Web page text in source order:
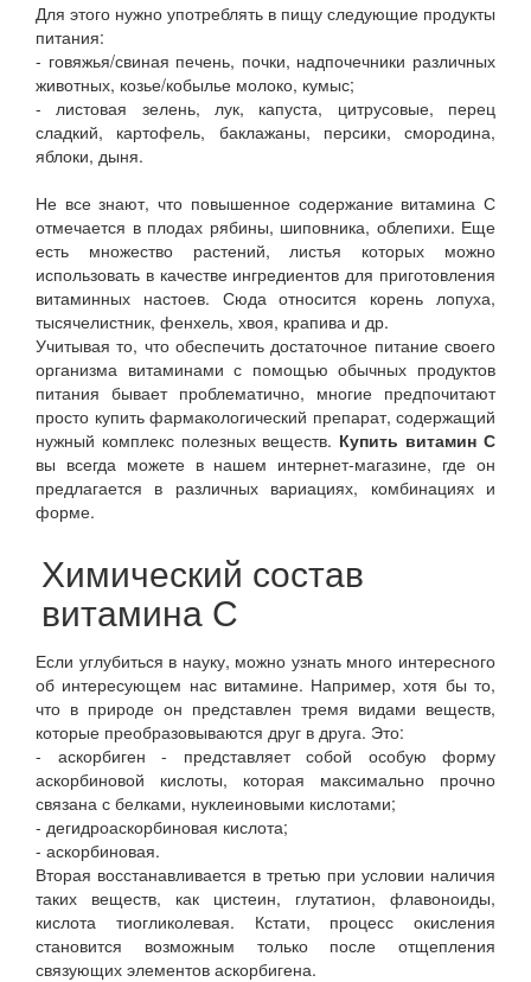
Для этого нужно употреблять в пищу следующие продукты
питания:
- говяжья/свиная печень, почки, надпочечники различных
животных, козье/кобылье молоко, кумыс;
- листовая зелень, лук, капуста, цитрусовые, перец
сладкий, картофель, баклажаны, персики, смородина,
яблоки, дыня.
Не все знают, что повышенное содержание витамина С
отмечается в плодах рябины, шиповника, облепихи. Еще
есть множество растений, листья которых можно
использовать в качестве ингредиентов для приготовления
витаминных настоев. Сюда относится корень лопуха,
тысячелистник, фенхель, хвоя, крапива и др.
Учитывая то, что обеспечить достаточное питание своего
организма витаминами с помощью обычных продуктов
питания бывает проблематично, многие предпочитают
просто купить фармакологический препарат, содержащий
нужный комплекс полезных веществ. Купить витамин С
вы всегда можете в нашем интернет-магазине, где он
предлагается в различных вариациях, комбинациях и
форме.
Химический состав
витамина С
Если углубиться в науку, можно узнать много интересного
об интересующем нас витамине. Например, хотя бы то,
что в природе он представлен тремя видами веществ,
которые преобразовываются друг в друга. Это:
- аскорбиген - представляет собой особую форму
аскорбиновой кислоты, которая максимально прочно
связана с белками, нуклеиновыми кислотами;
- дегидроаскорбиновая кислота;
- аскорбиновая.
Вторая восстанавливается в третью при условии наличия
таких веществ, как цистеин, глутатион, флавоноиды,
кислота тиогликолевая. Кстати, процесс окисления
становится возможным только после отщепления
связующих элементов аскорбигена.